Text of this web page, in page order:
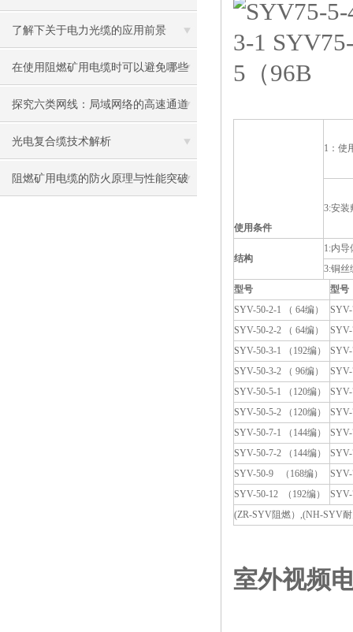
了解下关于电力光缆的应用前景
在使用阻燃矿用电缆时可以避免哪些
故障
探究六类网线：局域网络的高速通道
光电复合缆技术解析
阻燃矿用电缆的防火原理与性能突破
使用条件
1：使
3:安装
结构
1:内
3:铜丝
型号
型号
SYV-50-2-1 （ 64编）
SYV-50-2-2 （ 64编）
SYV-50-3-1 （192编）
SYV-50-3-2 （ 96编）
SYV-50-5-1 （120编）
SYV-50-5-2 （120编）
SYV-50-7-1 （144编）
SYV-50-7-2 （144编）
SYV-50-9 （168编）
SYV-50-12 （192编）
(ZR-SYV阻燃）,(NH-SYV
室外视频